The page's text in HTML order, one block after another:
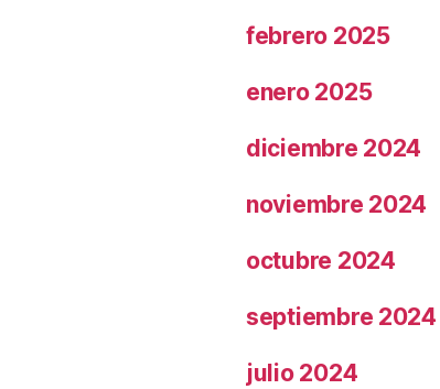
febrero 2025
enero 2025
diciembre 2024
noviembre 2024
octubre 2024
septiembre 2024
julio 2024